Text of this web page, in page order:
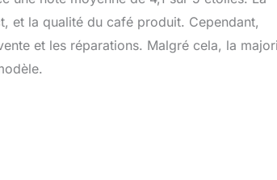
et la qualité du café produit. Cependant,
et les réparations. Malgré cela, la